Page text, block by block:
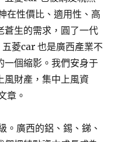
在性價比、適用性、高
蒼生的需求，圓了一代
菱car 也是廣西產業不
一個縮影。我們安身于
風財產，集中上風資
章。
。廣西的鋁、錫、銻、